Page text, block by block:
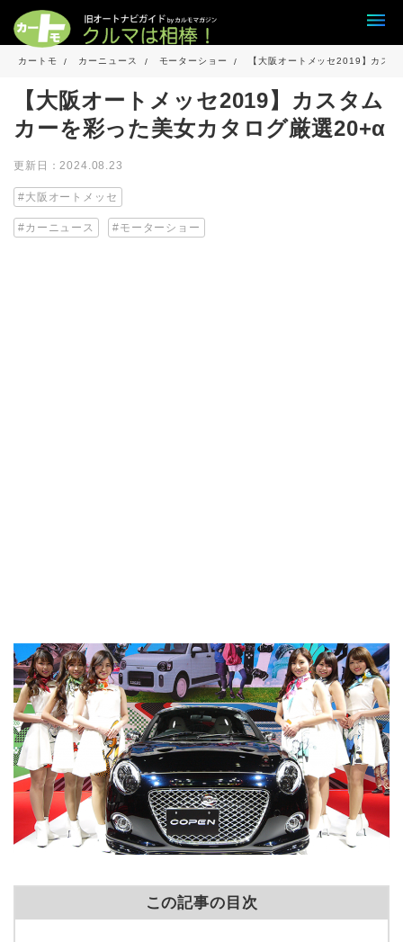
カートモ カーニュース モーターショー 【大阪オートメッセ2019】カス
【大阪オートメッセ2019】カスタム
カーを彩った美女カタログ厳選20+α
更新日：2024.08.23
大阪オートメッセ
カーニュース モーターショー
この記事の目次